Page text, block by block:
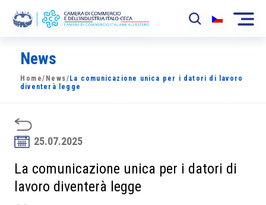
La Camera
News
Sviluppo Mercato
Soci
Partner
News
Home/ News/ La comunicazione unica per i datori di lavoro
diventerà legge
25.07.2025
La comunicazione unica per i datori di
lavoro diventerà legge